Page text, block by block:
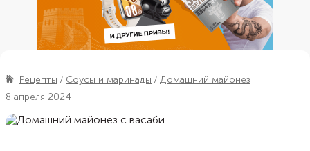
Рецепты Соусы и маринады
Домашний майонез
8 апреля 2024